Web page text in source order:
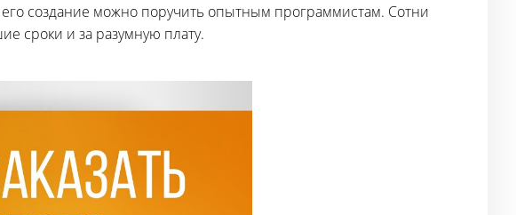
создание можно поручить опытным программистам. Сотни
сроки и за разумную плату.